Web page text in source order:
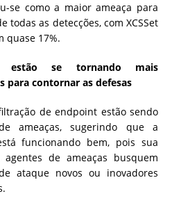
se como a maior ameaça para
todas as detecções, com XCSSet
quase 17%.
estão se tornando mais
para contornar as defesas
de endpoint estão sendo
ameaças, sugerindo que a
funcionando bem, pois sua
de ameaças busquem
ataque novos ou inovadores